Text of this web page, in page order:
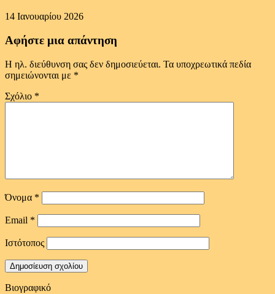
14 Ιανουαρίου 2026
Αφήστε μια απάντηση
Η ηλ. διεύθυνση σας δεν δημοσιεύεται. Τα υποχρεωτικά πεδία
σημειώνονται με *
Σχόλιο *
Όνομα *
Email *
Ιστότοπος
Βιογραφικό